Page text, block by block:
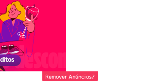
Remover Anúncios?